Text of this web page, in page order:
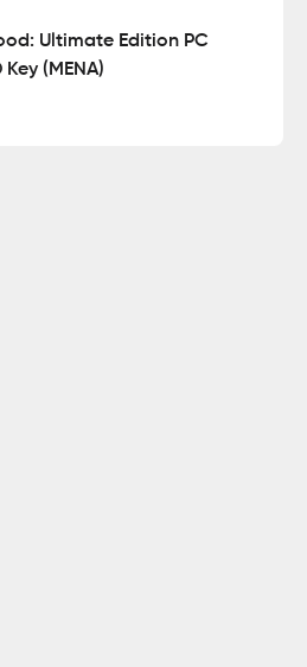
Ultimate Edition PC
(MENA)